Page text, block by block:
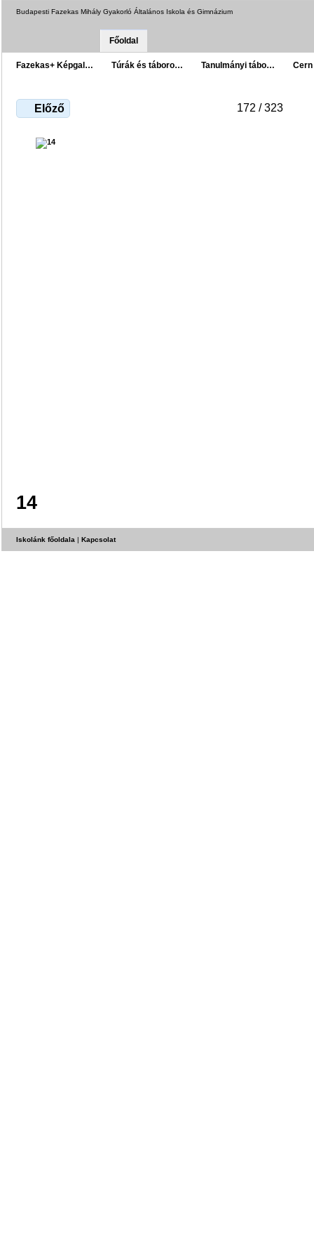
Budapesti Fazekas Mihály Gyakorló Általános Iskola és Gimnázium
Főoldal
Fazekas+ Képgal… Túrák és táboro… Tanulmányi tábo… Cern
Előző 172 / 323
14
Iskolánk főoldala | Kapcsolat